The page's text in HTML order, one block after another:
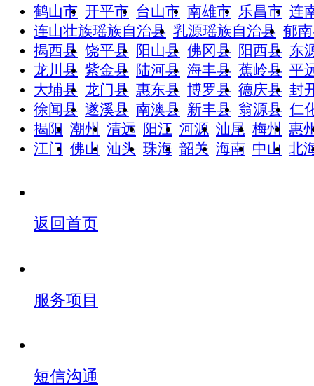
鹤山市 开平市 台山市 南雄市 乐昌市 连
连山壮族瑶族自治县 乳源瑶族自治县 郁
揭西县 饶平县 阳山县 佛冈县 阳西县 东
龙川县 紫金县 陆河县 海丰县 蕉岭县 平
大埔县 龙门县 惠东县 博罗县 德庆县 封
徐闻县 遂溪县 南澳县 新丰县 翁源县 仁
揭阳 潮州 清远 阳江 河源 汕尾 梅州 惠
江门 佛山 汕头 珠海 韶关 海南 中山 北
返回首页
服务项目
短信沟通